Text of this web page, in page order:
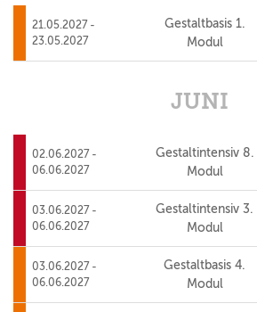
21.05.2027 -
23.05.2027
Gestaltbasis 1.
Modul
JUNI
02.06.2027 -
06.06.2027
Gestaltintensiv 8.
Modul
03.06.2027 -
06.06.2027
Gestaltintensiv 3.
Modul
03.06.2027 -
06.06.2027
Gestaltbasis 4.
Modul